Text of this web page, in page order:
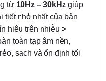
từ 10Hz – 30kHz giúp
tiết nhỏ nhất của bản
hiệu trên nhiễu >
toàn tạp âm nền,
sạch và ổn định tối